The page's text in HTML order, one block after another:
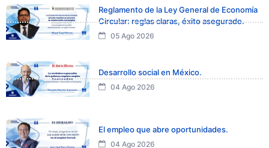
Reglamento de la Ley General de Economía
Circular: reglas claras, éxito asegurado.
05 Ago 2026
Desarrollo social en México.
04 Ago 2026
El empleo que abre oportunidades.
04 Ago 2026